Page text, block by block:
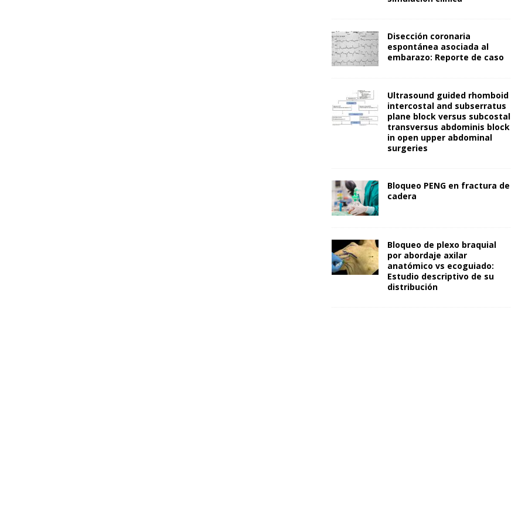
Disección coronaria
espontánea asociada al
embarazo: Reporte de caso
Ultrasound guided rhomboid
intercostal and subserratus
plane block versus subcostal
transversus abdominis block
in open upper abdominal
surgeries
Bloqueo PENG en fractura de
cadera
Bloqueo de plexo braquial
por abordaje axilar
anatómico vs ecoguiado:
Estudio descriptivo de su
distribución